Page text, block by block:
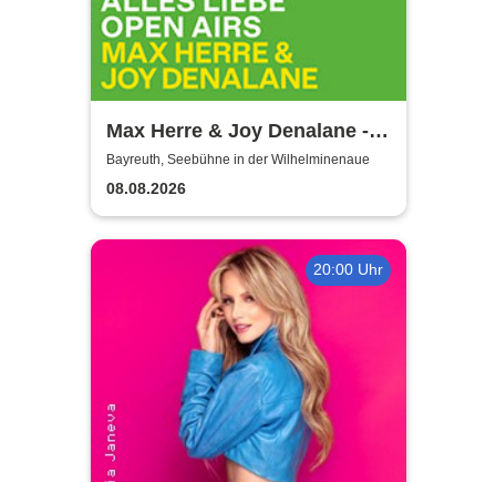
Max Herre & Joy Denalane -
Alles Liebe Open Airs '26
Bayreuth, Seebühne in der Wilhelminenaue
08.08.2026
20:00 Uhr